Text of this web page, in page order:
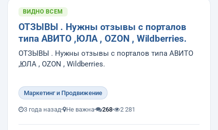
ВИДНО ВСЕМ
ОТЗЫВЫ . Нужны отзывы с порталов
типа АВИТО ,ЮЛА , OZON , Wildberries.
ОТЗЫВЫ . Нужны отзывы с порталов типа АВИТО
,ЮЛА , OZON , Wildberries.
Нужны хорошие положительные ОТЗЫВЫ с
обязательной регистрацией на портале .
Маркетинг и Продвижение
3 года назад Не важна 268 2 281